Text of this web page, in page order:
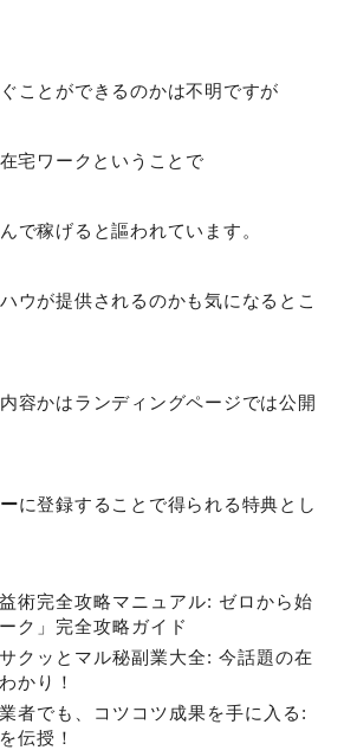
ことができるのかは不明ですが
宅ワークということで
で稼げると謳われています。
ウが提供されるのかも気になるとこ
容かはランディングページでは公開
に登録することで得られる特典とし
術完全攻略マニュアル: ゼロから始
ク」完全攻略ガイド
クッとマル秘副業大全: 今話題の在
かり！
者でも、コツコツ成果を手に入る:
伝授！